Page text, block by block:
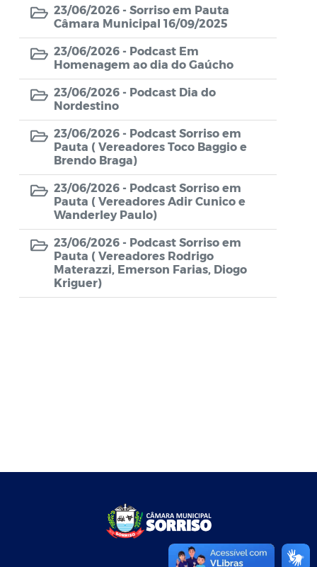
Processo Seletivo de Estágio
Relatório de Gestão da Ouvidoria
Documentos e Modelos
Verba Indenizatória
Abaixo Assinado
Avisos de Dispensa de Licitação
Planejamento Orçamentário
Serviços de Publicidade
Prestação de Contas - LRF (RREO e
RGF)
23/06/2026 - Sorriso em Pauta
Câmara Municipal 16/09/2025
23/06/2026 - Podcast Em
Homenagem ao dia do Gaúcho
23/06/2026 - Podcast Dia do
Nordestino
23/06/2026 - Podcast Sorriso em
Pauta ( Vereadores Toco Baggio e
Brendo Braga)
23/06/2026 - Podcast Sorriso em
Pauta ( Vereadores Adir Cunico e
Wanderley Paulo)
23/06/2026 - Podcast Sorriso em
Pauta ( Vereadores Rodrigo
Materazzi, Emerson Farias, Diogo
Kriguer)